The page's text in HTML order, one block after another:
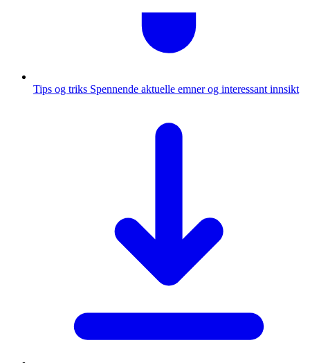
Tips og triks Spennende aktuelle emner og interessant innsikt